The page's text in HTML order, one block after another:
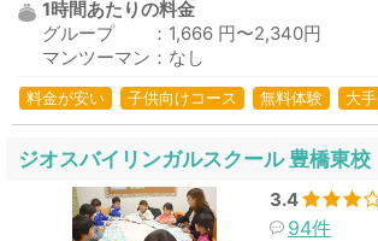
1時間あたりの料金
グループ ：1,666 円〜2,340円
マンツーマン：なし
料金が安い 子供向けコース 無料体験 大手
ジオスバイリンガルスクール 豊橋東校
3.4
94件